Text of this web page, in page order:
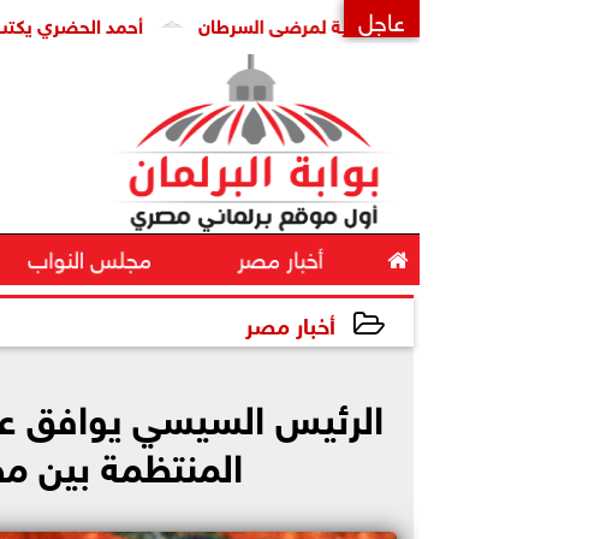
عاجل أحمد الحضري يكتب .. انتشار العلاجات الوهمية لمرضى السرطان
 أخبار مصر مجلس النواب
أخبار مصر
الرئيس السيسي يوافق
المنتظمة